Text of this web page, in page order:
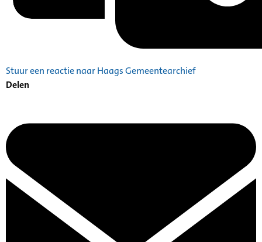
Stuur een reactie naar Haags Gemeentearchief
Delen